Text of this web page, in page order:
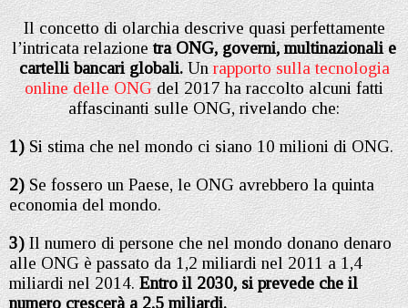
Il concetto di olarchia descrive quasi perfettamente
l’intricata relazionetra ONG, governi, multinazionali e
cartelli bancari globali.Unrapporto sulla tecnologia
online delle ONGdel 2017 ha raccolto alcuni fatti
affascinanti sulle ONG, rivelando che:
1)Si stima che nel mondo ci siano 10 milioni di ONG.
2) Se fossero un Paese, le ONG avrebbero la quinta
economia del mondo.
3)Il numero di persone che nel mondo donano denaro
alle ONG è passato da 1,2 miliardi nel 2011 a 1,4
miliardi nel 2014.Entro il 2030, si prevede che il
numero crescerà a 2,5 miliardi.